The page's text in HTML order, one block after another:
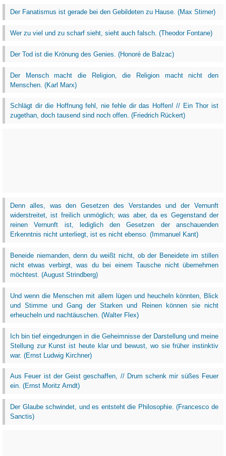
Der Fanatismus ist gerade bei den Gebildeten zu Hause. (Max Stirner)
Wer zu viel und zu scharf sieht, sieht auch falsch. (Theodor Fontane)
Der Tod ist die Krönung des Genies. (Honoré de Balzac)
Der Mensch macht die Religion, die Religion macht nicht den
Menschen. (Karl Marx)
Schlägt dir die Hoffnung fehl, nie fehle dir das Hoffen! // Ein Thor ist
zugethan, doch tausend sind noch offen. (Friedrich Rückert)
Denn alles, was den Gesetzen des Verstandes und der Vernunft
widerstreitet, ist freilich unmöglich; was aber, da es Gegenstand der
reinen Vernunft ist, lediglich den Gesetzen der anschauenden
Erkenntnis nicht unterliegt, ist es nicht ebenso. (Immanuel Kant)
Beneide niemanden, denn du weißt nicht, ob der Beneidete im stillen
nicht etwas verbirgt, was du bei einem Tausche nicht übernehmen
möchtest. (August Strindberg)
Und wenn die Menschen mit allem lügen und heucheln könnten, Blick
und Stimme und Gang der Starken und Reinen können sie nicht
erheucheln und nachtäuschen. (Walter Flex)
Ich bin tief eingedrungen in die Geheimnisse der Darstellung und meine
Stellung zur Kunst ist heute klar und bewust, wo sie früher instinktiv
war. (Ernst Ludwig Kirchner)
Aus Feuer ist der Geist geschaffen, // Drum schenk mir süßes Feuer
ein. (Ernst Moritz Arndt)
Der Glaube schwindet, und es entsteht die Philosophie. (Francesco de
Sanctis)